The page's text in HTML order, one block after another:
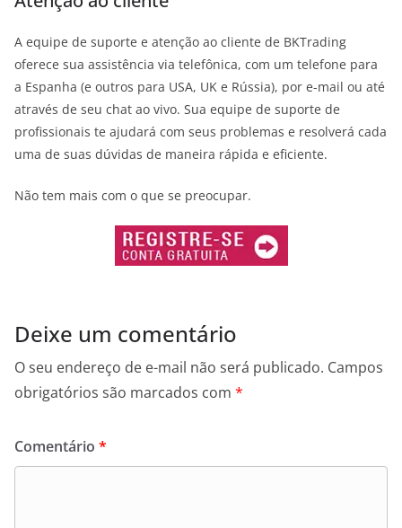
A equipe de suporte e atenção ao cliente de BKTrading
oferece sua assistência via telefônica, com um telefone para
a Espanha (e outros para USA, UK e Rússia), por e-mail ou até
através de seu chat ao vivo. Sua equipe de suporte de
profissionais te ajudará com seus problemas e resolverá cada
uma de suas dúvidas de maneira rápida e eficiente.
Não tem mais com o que se preocupar.
Deixe um comentário
O seu endereço de e-mail não será publicado. Campos
obrigatórios são marcados com *
Comentário *